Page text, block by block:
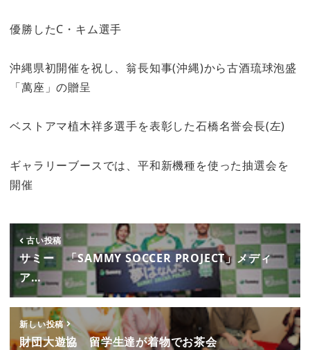
優勝したC・キム選手
沖縄県初開催を祝し、翁長知事(沖縄)から古酒琉球泡盛
「萬座」の贈呈
ベストアマ植木祥多選手を表彰した石橋名誉会長(左)
ギャラリーブースでは、平和新機種を使った抽選会を
開催
古い投稿
サミー 「SAMMY SOCCER PROJECT」メディ
ア…
新しい投稿
財団大遊協 留学生達が着物でお茶会